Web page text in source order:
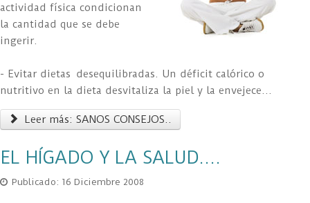
actividad física condicionan
la cantidad que se debe
ingerir.
- Evitar dietas desequilibradas. Un déficit calórico o
nutritivo en la dieta desvitaliza la piel y la envejece...
Leer más: SANOS CONSEJOS..
EL HÍGADO Y LA SALUD....
Publicado: 16 Diciembre 2008